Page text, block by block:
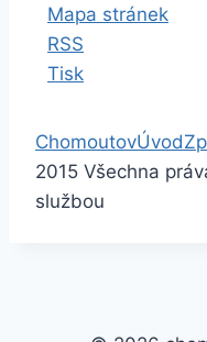
Mapa stránek
RSS
Tisk
ChomoutovÚvod
2015 Všechna
službou